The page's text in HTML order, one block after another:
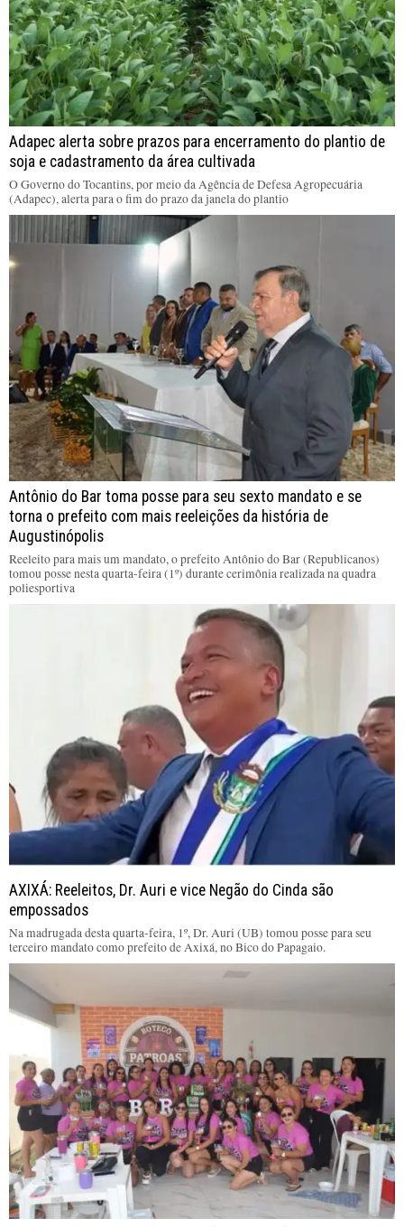
Adapec alerta sobre prazos para encerramento do plantio de
soja e cadastramento da área cultivada
O Governo do Tocantins, por meio da Agência de Defesa Agropecuária
(Adapec), alerta para o fim do prazo da janela do plantio
Antônio do Bar toma posse para seu sexto mandato e se
torna o prefeito com mais reeleições da história de
Augustinópolis
Reeleito para mais um mandato, o prefeito Antônio do Bar (Republicanos)
tomou posse nesta quarta-feira (1º) durante cerimônia realizada na quadra
poliesportiva
AXIXÁ: Reeleitos, Dr. Auri e vice Negão do Cinda são
empossados
Na madrugada desta quarta-feira, 1º, Dr. Auri (UB) tomou posse para seu
terceiro mandato como prefeito de Axixá, no Bico do Papagaio.